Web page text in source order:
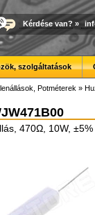
Kérdése van? »
szolgáltatások
Potméterek »
470Ω, 10W, ±5%